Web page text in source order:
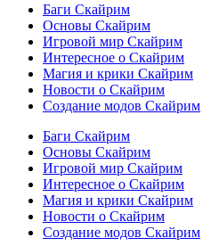
Баги Скайрим
Основы Скайрим
Игровой мир Скайрим
Интересное о Скайрим
Магия и крики Скайрим
Новости о Скайрим
Создание модов Скайрим
Баги Скайрим
Основы Скайрим
Игровой мир Скайрим
Интересное о Скайрим
Магия и крики Скайрим
Новости о Скайрим
Создание модов Скайрим